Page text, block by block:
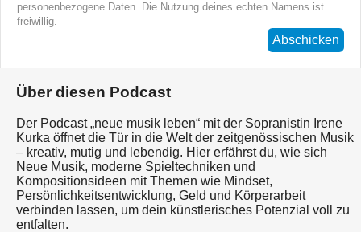
personenbezogene Daten. Die Nutzung deines echten Namens ist
freiwillig.
Abschicken
Über diesen Podcast
Der Podcast „neue musik leben“ mit der Sopranistin Irene
Kurka öffnet die Tür in die Welt der zeitgenössischen Musik
– kreativ, mutig und lebendig. Hier erfährst du, wie sich
Neue Musik, moderne Spieltechniken und
Kompositionsideen mit Themen wie Mindset,
Persönlichkeitsentwicklung, Geld und Körperarbeit
verbinden lassen, um dein künstlerisches Potenzial voll zu
entfalten.